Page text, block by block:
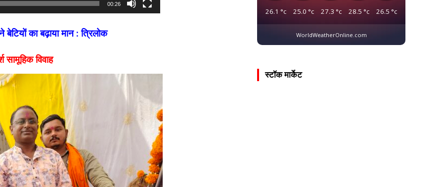
00:26
का बढ़ाया मान : त्रिलोक
विवाह
26.1 °c 25.0 °c 27.3 °c 28.5 °c 26.5 °c
WorldWeatherOnline.com
स्टॉक मार्केट